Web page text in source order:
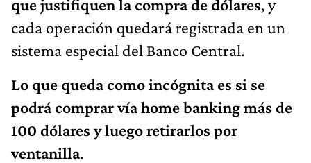
que justifiquen la compra de dólares, y
cada operación quedará registrada en un
sistema especial del Banco Central.
Lo que queda como incógnita es si se
podrá comprar vía home banking más de
100 dólares y luego retirarlos por
ventanilla.